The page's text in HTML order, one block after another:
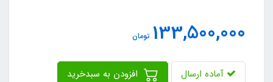
133,500,000 تومان
آماده ارسال